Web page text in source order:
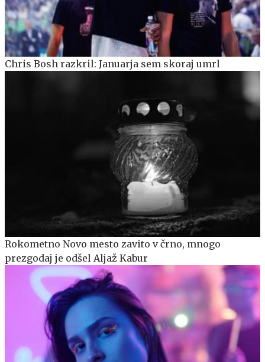
Chris Bosh razkril: Januarja sem skoraj umrl
Rokometno Novo mesto zavito v črno, mnogo
prezgodaj je odšel Aljaž Kabur